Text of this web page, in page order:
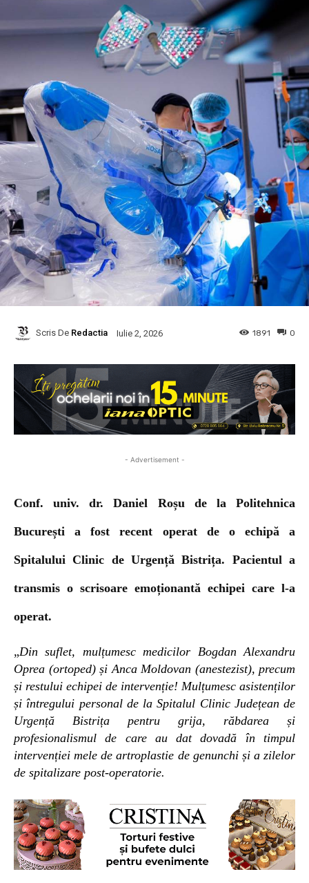
Scris De Redactia Iulie 2, 2026 0
1891
- Advertisement -
Conf. univ. dr. Daniel Roșu de laPolitehnica
Bucureștia fost recent operat de o echipă a
Spitalului Clinic de Urgență Bistrița. Pacientul a
transmis o scrisoare emoționantă echipei care l-a
operat.
„Din suflet, mulțumesc medicilor Bogdan Alexandru
Oprea (ortoped) și Anca Moldovan (anestezist), precum
și restului echipei de intervenție! Mulțumesc asistenților
și întregului personal de la Spitalul Clinic Județean de
Urgență Bistrița pentru grija, răbdarea și
profesionalismul de care au dat dovadă în timpul
intervenției mele de artroplastie de genunchi și a zilelor
de spitalizare post-operatorie.